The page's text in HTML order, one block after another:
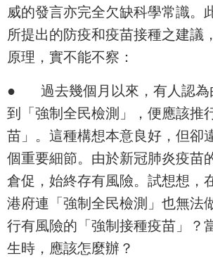
威的發言亦完全欠缺科學常識。
所提出的防疫和疫苗接種之建議
原理，實不能不察：
●
過去幾個月以來，有人認
到「強制全民檢測」，便應該推
苗」。這種構想本意良好，但卻
個重要細節。由於新冠肺炎疫苗
倉促，始終存有風險。試想想，
港府連「強制全民檢測」也無法
行有風險的「強制接種疫苗」？
生時，應該怎麼辦？